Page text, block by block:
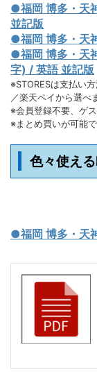
●福岡 博多・天
並記版
●福岡 博多・天
●福岡 博多・天
字) / 英語 並記版
※STORESは支払い
／楽天ペイから選べ
※会員登録不要、ゲ
※まとめ買いが可能で
色々使え
●福岡 博多・天